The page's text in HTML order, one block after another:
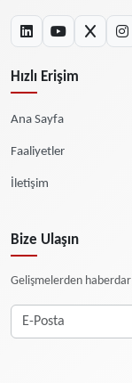
Hızlı Erişim
Ana Sayfa
Faaliyetler
İletişim
Bize Ulaşın
Gelişmelerden